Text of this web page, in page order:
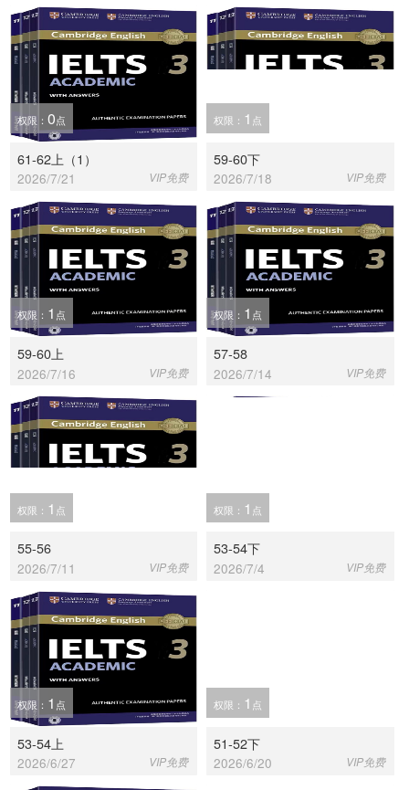
权限： 0点
61-62上（1）
2026/7/21 VIP免费
权限： 1 点
59-60下
2026/7/18 VIP免费
权限： 1 点
59-60上
2026/7/16 VIP免费
权限： 1 点
57-58
2026/7/14 VIP免费
权限： 1 点
55-56
2026/7/11 VIP免费
权限： 1 点
53-54下
2026/7/4 VIP免费
权限： 1 点
53-54上
2026/6/27 VIP免费
权限： 1 点
51-52下
2026/6/20 VIP免费